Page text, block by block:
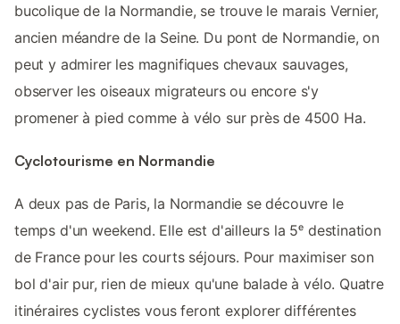
bucolique de la Normandie, se trouve le marais Vernier,
ancien méandre de la Seine. Du pont de Normandie, on
peut y admirer les magnifiques chevaux sauvages,
observer les oiseaux migrateurs ou encore s'y
promener à pied comme à vélo sur près de 4500 Ha.
Cyclotourisme en Normandie
A deux pas de Paris, la Normandie se découvre le
temps d'un weekend. Elle est d'ailleurs la 5ᵉ destination
de France pour les courts séjours. Pour maximiser son
bol d'air pur, rien de mieux qu'une balade à vélo. Quatre
itinéraires cyclistes vous feront explorer différentes